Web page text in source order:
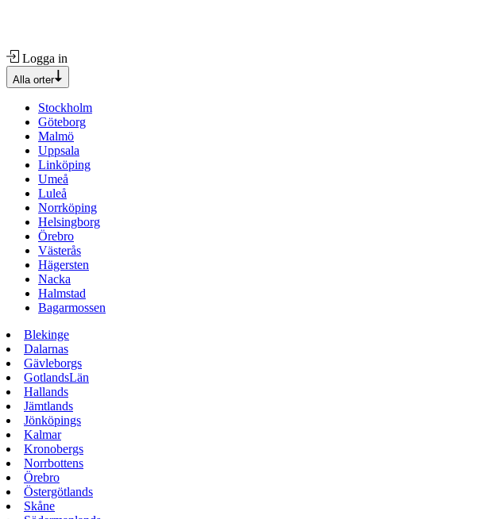
Logga in
Alla orter
Stockholm
Göteborg
Malmö
Uppsala
Linköping
Umeå
Luleå
Norrköping
Helsingborg
Örebro
Västerås
Hägersten
Nacka
Halmstad
Bagarmossen
Blekinge
Dalarnas
Gävleborgs
GotlandsLän
Hallands
Jämtlands
Jönköpings
Kalmar
Kronobergs
Norrbottens
Örebro
Östergötlands
Skåne